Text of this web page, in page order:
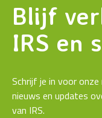
Blijf
IRS en
Schrijf je in voor
nieuws en updates
van IRS.